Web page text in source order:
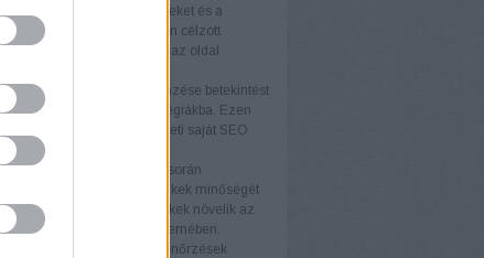
feltárva az erősségeket és a
Az auditok alapján célzott
végezhet, amelyek növelik az oldal
A versenytársak elemzése betekintést
trendekbe és sikeres stratégiákba. Ezen
felhasználásával fejlesztheti saját SEO
és versenyelőnyhöz juthat.
A backlink elemzés során
a weboldalra mutató linkek minőségét
A kiváló minőségű linkek növelik az
a keresőmotorok szemében.
A technikai ellenőrzések